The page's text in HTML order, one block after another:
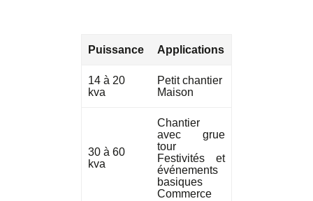
Puissance Applications
14 à 20
kva
Petit chantier
Maison
30 à 60
kva
Chantier
avec grue
tour
Festivités et
événements
basiques
Commerce